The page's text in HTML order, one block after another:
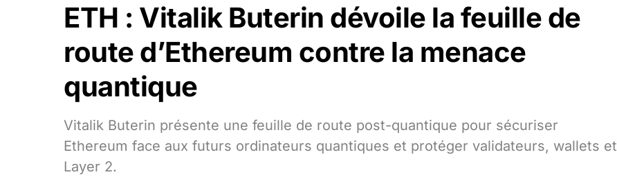
ETH : Vitalik Buterin dévoile la feuille de
route d’Ethereum contre la menace
quantique
Vitalik Buterin présente une feuille de route post-quantique pour sécuriser
Ethereum face aux futurs ordinateurs quantiques et protéger validateurs, wallets et
Layer 2.